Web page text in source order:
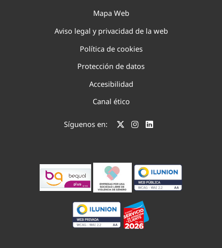
Mapa Web
Aviso legal y privacidad de la web
Política de cookies
Protección de datos
Accesibilidad
Canal ético
Síguenos en: